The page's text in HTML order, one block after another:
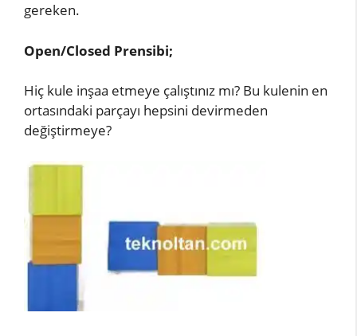
gereken.
Open/Closed Prensibi;
Hiç kule inşaa etmeye çalıştınız mı? Bu kulenin en
ortasındaki parçayı hepsini devirmeden
değiştirmeye?